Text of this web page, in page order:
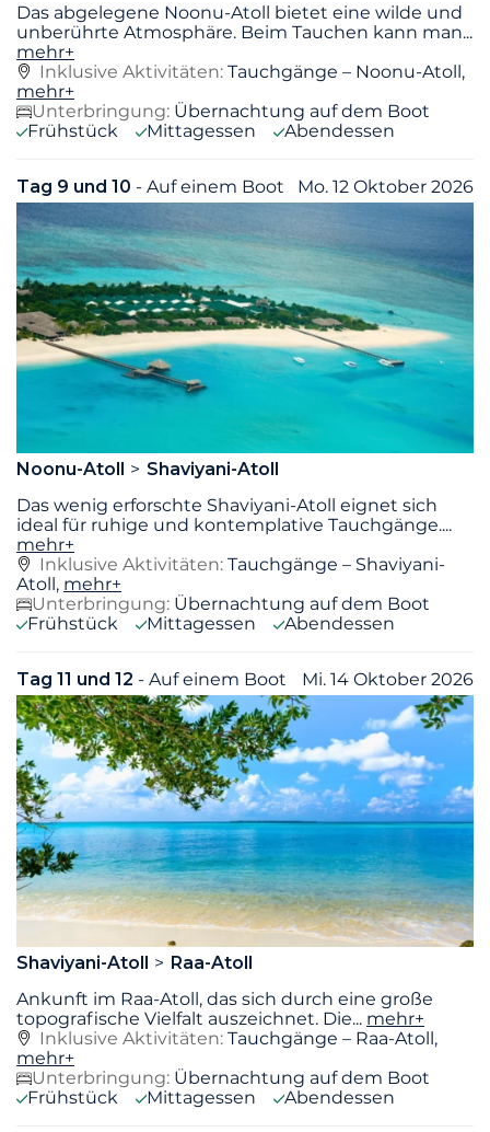
Das abgelegene Noonu-Atoll bietet eine wilde und
unberührte Atmosphäre. Beim Tauchen kann man...
mehr+
Inklusive Aktivitäten: Tauchgänge – Noonu-Atoll,
mehr+
Unterbringung: Übernachtung auf dem Boot
Frühstück
Mittagessen Abendessen
Tag 9 und 10 - Auf einem Boot Mo. 12 Oktober 2026
Noonu-Atoll
Shaviyani-Atoll
Das wenig erforschte Shaviyani-Atoll eignet sich
ideal für ruhige und kontemplative Tauchgänge....
mehr+
Inklusive Aktivitäten: Tauchgänge – Shaviyani-
Atoll, mehr+
Unterbringung: Übernachtung auf dem Boot
Frühstück
Mittagessen Abendessen
Tag 11 und 12 - Auf einem Boot Mi. 14 Oktober 2026
Shaviyani-Atoll
Raa-Atoll
Ankunft im Raa-Atoll, das sich durch eine große
topografische Vielfalt auszeichnet. Die... mehr+
Inklusive Aktivitäten: Tauchgänge – Raa-Atoll,
mehr+
Unterbringung: Übernachtung auf dem Boot
Frühstück
Mittagessen Abendessen